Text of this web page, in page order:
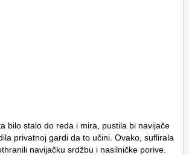
bilo stalo do reda i mira, pustila bi navijače
privatnoj gardi da to učini. Ovako, suflirala
navijačku srdžbu i nasilničke porive.